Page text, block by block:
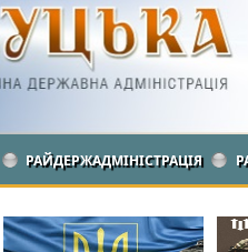
РАЙДЕРЖАДМІНІСТРАЦІЯ